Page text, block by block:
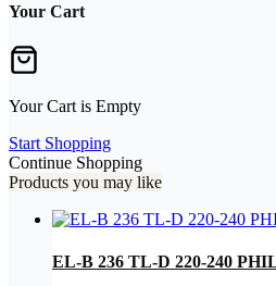
Your Cart
Your Cart is Empty
Start Shopping
Continue Shopping
Products you may like
EL-B 236 TL-D 220-240